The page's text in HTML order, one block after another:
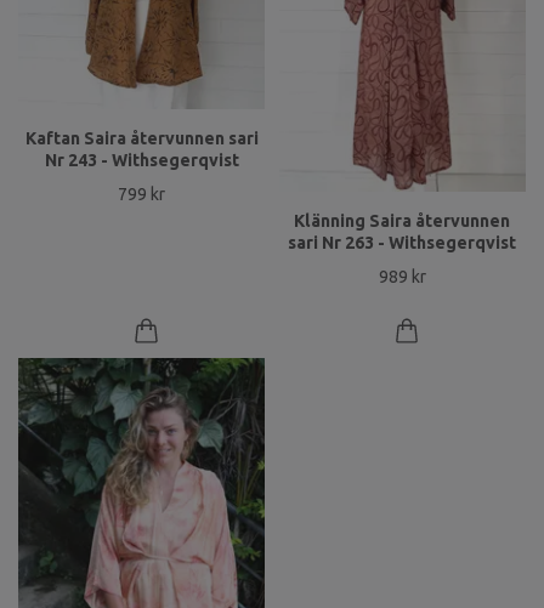
Kaftan Saira återvunnen sari
Nr 243 - Withsegerqvist
799 kr
Klänning Saira återvunnen
sari Nr 263 - Withsegerqvist
989 kr